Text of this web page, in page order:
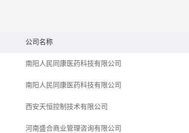
公司名称
南阳人民同康医药科技有限公司
南阳人民同康医药科技有限公司
西安天恒控制技术有限公司
河南盛合商业管理咨询有限公司